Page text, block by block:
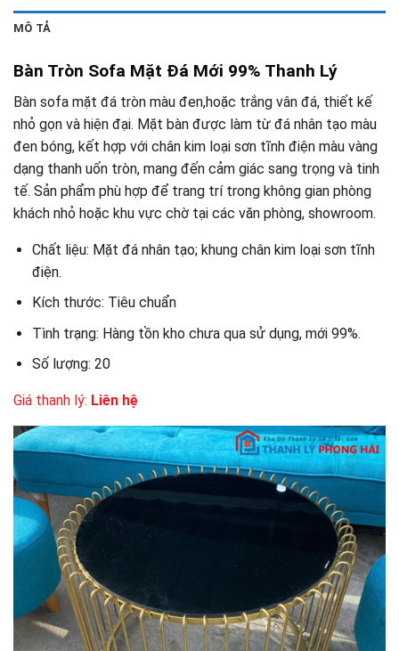
MÔ TẢ
Bàn Tròn Sofa Mặt Đá Mới 99% Thanh Lý
Bàn sofa mặt đá tròn màu đen,hoặc trắng vân đá, thiết kế
nhỏ gọn và hiện đại. Mặt bàn được làm từ đá nhân tạo màu
đen bóng, kết hợp với chân kim loại sơn tĩnh điện màu vàng
dạng thanh uốn tròn, mang đến cảm giác sang trọng và tinh
tế. Sản phẩm phù hợp để trang trí trong không gian phòng
khách nhỏ hoặc khu vực chờ tại các văn phòng, showroom.
Chất liệu: Mặt đá nhân tạo; khung chân kim loại sơn tĩnh
điện.
Kích thước: Tiêu chuẩn
Tình trạng: Hàng tồn kho chưa qua sử dụng, mới 99%.
Số lượng: 20
Giá thanh lý: Liên hệ